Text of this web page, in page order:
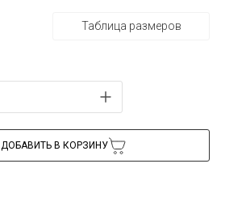
Таблица размеров
ДОБАВИТЬ В КОРЗИНУ